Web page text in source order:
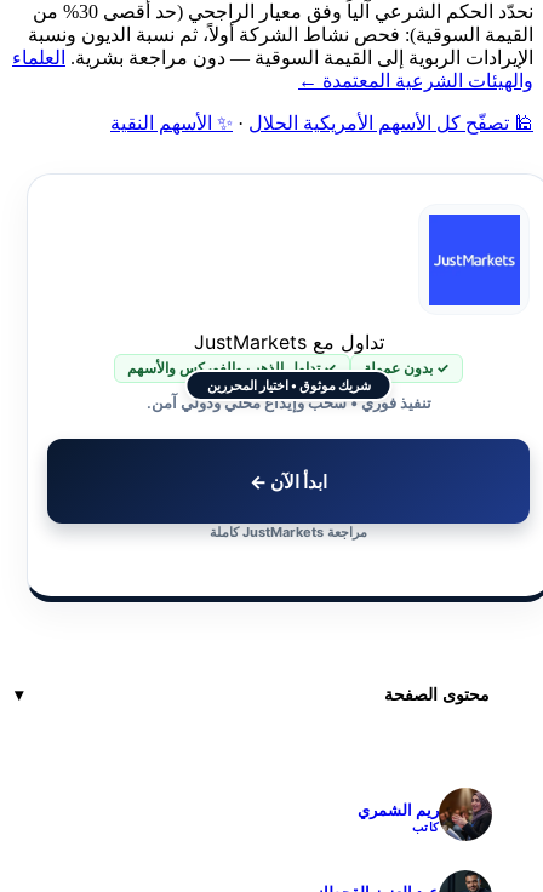
نحدّد الحكم الشرعي آلياً وفق معيار الراجحي (حد أقصى 30% من
القيمة السوقية): فحص نشاط الشركة أولاً، ثم نسبة الديون ونسبة
الإيرادات الربوية إلى القيمة السوقية — دون مراجعة بشرية. العلماء
والهيئات الشرعية المعتمدة ←
🕌 تصفّح كل الأسهم الأمريكية الحلال · ✨ الأسهم النقية
شريك موثوق • اختيار المحررين
تداول مع JustMarkets
✓ بدون عمولة ✓ تداول الذهب والفوركس والأسهم
تنفيذ فوري • سحب وإيداع محلي ودولي آمن.
ابدأ الآن ←
مراجعة JustMarkets كاملة
محتوى الصفحة
ريم الشمري
كاتب